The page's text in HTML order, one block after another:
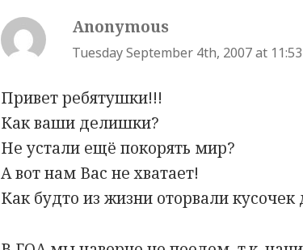
Anonymous
a
Tuesday September 4th, 2007 at
Привет ребятушки!!!
Как ваши делишки?
Не устали ещё покорять мир?
А вот нам Вас не хватает!
Как будто из жизни оторвали кусочек